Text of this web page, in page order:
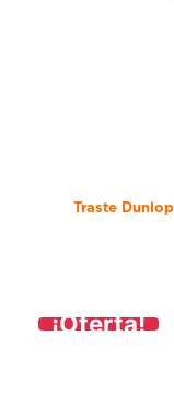
Traste
¡Oferta!